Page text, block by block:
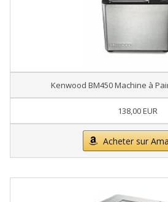
Kenwood BM450 Machine à
138,00 EUR
Acheter sur